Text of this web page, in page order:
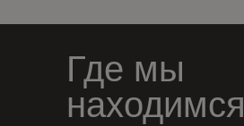
Где мы
находимся